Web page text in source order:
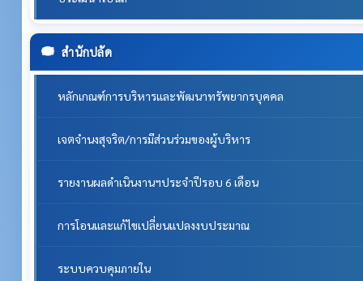
สำนักปลัด
หลักเกณฑ์การบริหารและพัฒนาทรัพยากรบุคคล
เจตจำนงสุจริต/การมีส่วนร่วมของผู้บริหาร
รายงานผลดำเนินงานฯประจำปีรอบ 6 เดือน
การโอนและแก้ไขเปลี่ยนแปลงงบประมาณ
ระบบควบคุมภายใน